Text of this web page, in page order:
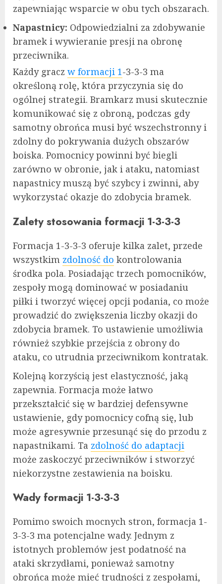
zapewniając wsparcie w obu tych obszarach.
Napastnicy: Odpowiedzialni za zdobywanie
bramek i wywieranie presji na obronę
przeciwnika.
Każdy gracz w formacji 1-3-3-3 ma
określoną rolę, która przyczynia się do
ogólnej strategii. Bramkarz musi skutecznie
komunikować się z obroną, podczas gdy
samotny obrońca musi być wszechstronny i
zdolny do pokrywania dużych obszarów
boiska. Pomocnicy powinni być biegli
zarówno w obronie, jak i ataku, natomiast
napastnicy muszą być szybcy i zwinni, aby
wykorzystać okazje do zdobycia bramek.
Zalety stosowania formacji 1-3-3-3
Formacja 1-3-3-3 oferuje kilka zalet, przede
wszystkim zdolność do kontrolowania
środka pola. Posiadając trzech pomocników,
zespoły mogą dominować w posiadaniu
piłki i tworzyć więcej opcji podania, co może
prowadzić do zwiększenia liczby okazji do
zdobycia bramek. To ustawienie umożliwia
również szybkie przejścia z obrony do
ataku, co utrudnia przeciwnikom kontratak.
Kolejną korzyścią jest elastyczność, jaką
zapewnia. Formacja może łatwo
przekształcić się w bardziej defensywne
ustawienie, gdy pomocnicy cofną się, lub
może agresywnie przesunąć się do przodu z
napastnikami. Ta zdolność do adaptacji
może zaskoczyć przeciwników i stworzyć
niekorzystne zestawienia na boisku.
Wady formacji 1-3-3-3
Pomimo swoich mocnych stron, formacja 1-
3-3-3 ma potencjalne wady. Jednym z
istotnych problemów jest podatność na
ataki skrzydłami, ponieważ samotny
obrońca może mieć trudności z zespołami,